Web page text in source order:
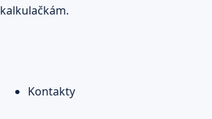
kalkulačkám.
Kontakty